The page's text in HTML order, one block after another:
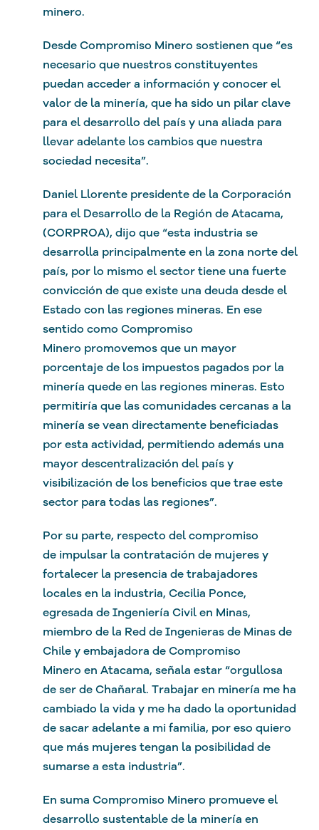
minero.
Desde Compromiso Minero sostienen que “es
necesario que nuestros constituyentes
puedan acceder a información y conocer el
valor de la minería, que ha sido un pilar clave
para el desarrollo del país y una aliada para
llevar adelante los cambios que nuestra
sociedad necesita”.
Daniel Llorente presidente de la Corporación
para el Desarrollo de la Región de Atacama,
(CORPROA), dijo que “esta industria se
desarrolla principalmente en la zona norte del
país, por lo mismo el sector tiene una fuerte
convicción de que existe una deuda desde el
Estado con las regiones mineras. En ese
sentido como Compromiso
Minero promovemos que un mayor
porcentaje de los impuestos pagados por la
minería quede en las regiones mineras. Esto
permitiría que las comunidades cercanas a la
minería se vean directamente beneficiadas
por esta actividad, permitiendo además una
mayor descentralización del país y
visibilización de los beneficios que trae este
sector para todas las regiones”.
Por su parte, respecto del compromiso
de impulsar la contratación de mujeres y
fortalecer la presencia de trabajadores
locales en la industria, Cecilia Ponce,
egresada de Ingeniería Civil en Minas,
miembro de la Red de Ingenieras de Minas de
Chile y embajadora de Compromiso
Minero en Atacama, señala estar “orgullosa
de ser de Chañaral. Trabajar en minería me ha
cambiado la vida y me ha dado la oportunidad
de sacar adelante a mi familia, por eso quiero
que más mujeres tengan la posibilidad de
sumarse a esta industria”.
En suma Compromiso Minero promueve el
desarrollo sustentable de la minería en